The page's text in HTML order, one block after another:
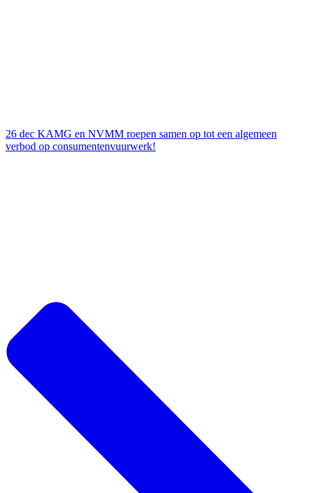
26 dec KAMG en NVMM roepen samen op tot een algemeen
verbod op consumentenvuurwerk!